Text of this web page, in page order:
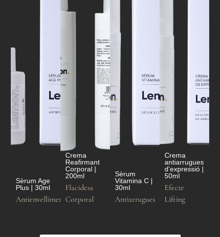
Sèrum Age
Plus | 30ml
Antienvelliment
Crema
Reafirmant
Corporal |
200ml
Flacidesa
Corporal
Sèrum
Vitamina C |
30ml
Antiarrugues
Crema
antiarrugues
d'expressió |
50ml
Efecte
Lifting